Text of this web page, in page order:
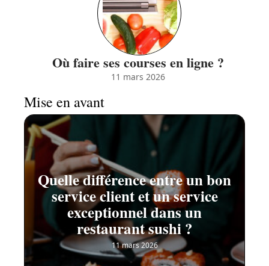
Où faire ses courses en ligne ?
11 mars 2026
Mise en avant
Quelle différence entre un bon
service client et un service
exceptionnel dans un
restaurant sushi ?
11 mars 2026